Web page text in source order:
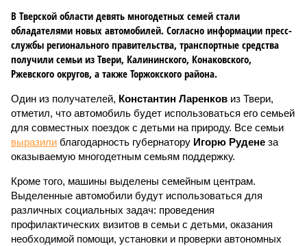
В Тверской области девять многодетных семей стали
обладателями новых автомобилей. Согласно информации пресс-
службы регионального правительства, транспортные средства
получили семьи из Твери, Калининского, Конаковского,
Ржевского округов, а также Торжокского района.
Один из получателей, Константин Ларенков из Твери,
отметил, что автомобиль будет использоваться его семьей
для совместных поездок с детьми на природу. Все семьи
выразили благодарность губернатору Игорю Рудене за
оказываемую многодетным семьям поддержку.
Кроме того, машины выделены семейным центрам.
Выделенные автомобили будут использоваться для
различных социальных задач: проведения
профилактических визитов в семьи с детьми, оказания
необходимой помощи, установки и проверки автономных